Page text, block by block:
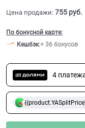
Цена продажи: 755 руб.
По бонусной карте:
Кешбэк:+ 36 бонусов
4